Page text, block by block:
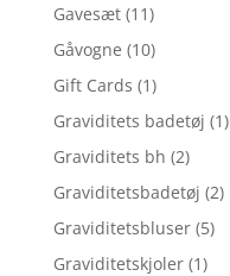
Gavesæt (11)
Gåvogne (10)
Gift Cards (1)
Graviditets badetøj (1)
Graviditets bh (2)
Graviditetsbadetøj (2)
Graviditetsbluser (5)
Graviditetskjoler (1)